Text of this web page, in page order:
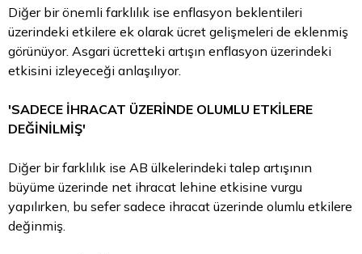
Diğer bir önemli farklılık ise enflasyon beklentileri
üzerindeki etkilere ek olarak ücret gelişmeleri de eklenmiş
görünüyor. Asgari ücretteki artışın enflasyon üzerindeki
etkisini izleyeceği anlaşılıyor.
'SADECE İHRACAT ÜZERİNDE OLUMLU ETKİLERE
DEĞİNİLMİŞ'
Diğer bir farklılık ise AB ülkelerindeki talep artışının
büyüme üzerinde net ihracat lehine etkisine vurgu
yapılırken, bu sefer sadece ihracat üzerinde olumlu etkilere
değinmiş.